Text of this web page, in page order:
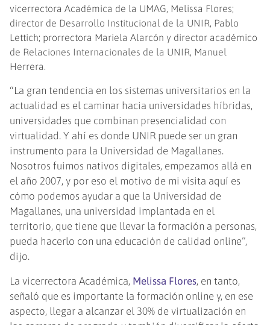
vicerrectora Académica de la UMAG, Melissa Flores;
director de Desarrollo Institucional de la UNIR, Pablo
Lettich; prorrectora Mariela Alarcón y director académico
de Relaciones Internacionales de la UNIR, Manuel
Herrera.
“La gran tendencia en los sistemas universitarios en la
actualidad es el caminar hacia universidades híbridas,
universidades que combinan presencialidad con
virtualidad. Y ahí es donde UNIR puede ser un gran
instrumento para la Universidad de Magallanes.
Nosotros fuimos nativos digitales, empezamos allá en
el año 2007, y por eso el motivo de mi visita aquí es
cómo podemos ayudar a que la Universidad de
Magallanes, una universidad implantada en el
territorio, que tiene que llevar la formación a personas,
pueda hacerlo con una educación de calidad online”,
dijo.
La vicerrectora Académica, Melissa Flores, en tanto,
señaló que es importante la formación online y, en ese
aspecto, llegar a alcanzar el 30% de virtualización en